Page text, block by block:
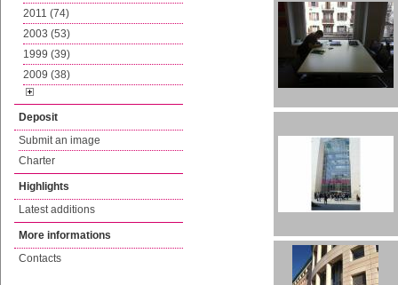
2011 (74)
2003 (53)
1999 (39)
2009 (38)
Deposit
Submit an image
Charter
Highlights
Latest additions
More informations
Contacts